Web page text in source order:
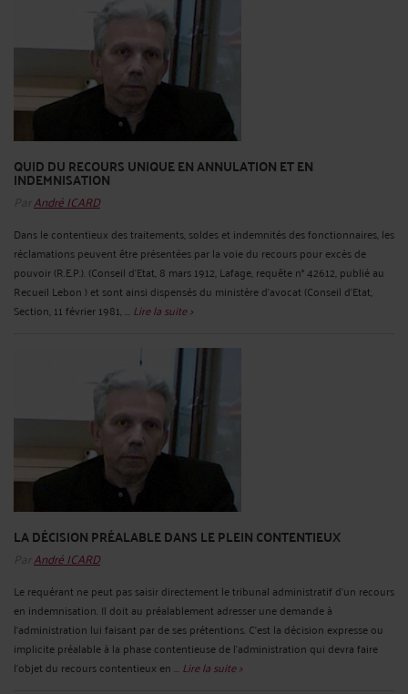
QUID DU RECOURS UNIQUE EN ANNULATION ET EN
INDEMNISATION
ParAndré ICARD
Dans le contentieux des traitements, soldes et indemnités des fonctionnaires, les
réclamations peuvent être présentées par la voie du recours pour excès de
pouvoir (R.E.P.). (Conseil d'Etat, 8 mars 1912, Lafage, requête n° 42612, publié au
Recueil Lebon ) et sont ainsi dispensés du ministère d'avocat (Conseil d'Etat,
Section, 11 février 1981, ... Lire la suite >
LA DÉCISION PRÉALABLE DANS LE PLEIN CONTENTIEUX
ParAndré ICARD
Le requérant ne peut pas saisir directement le tribunal administratif d'un recours
en indemnisation. Il doit au préalablement adresser une demande à
l'administration lui faisant par de ses prétentions. C'est la décision expresse ou
implicite préalable à la phase contentieuse de l'administration qui devra faire
l'objet du recours contentieux en ... Lire la suite >